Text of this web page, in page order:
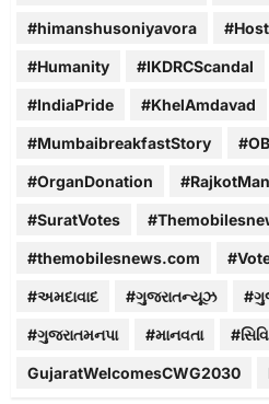
#himanshusoniyavora
#Humanity #IKDRCScandal
#IndiaPride #KhelAmdavad
#MumbaibreakfastStory
#OrganDonation
#SuratVotes
#themobilesnews.com
#અમદાવાદ #ગુજરાતન્યૂઝ
#ગુજરાતમનપા #માનવતા
GujaratWelcomesCWG2030